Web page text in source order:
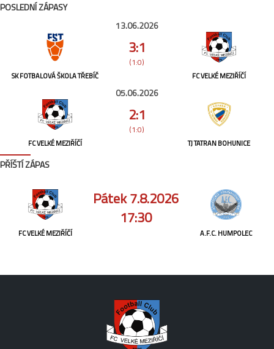
POSLEDNÍ ZÁPASY
SK FOTBALOVÁ ŠKOLA TŘEBÍČ
13.06.2026
3:1
(1:0)
FC VELKÉ MEZIŘÍČÍ
FC VELKÉ MEZIŘÍČÍ
05.06.2026
2:1
(1:0)
TJ TATRAN BOHUNICE
PŘÍŠTÍ ZÁPAS
FC VELKÉ MEZIŘÍČÍ
Pátek 7.8.2026
17:30
A.F.C. HUMPOLEC